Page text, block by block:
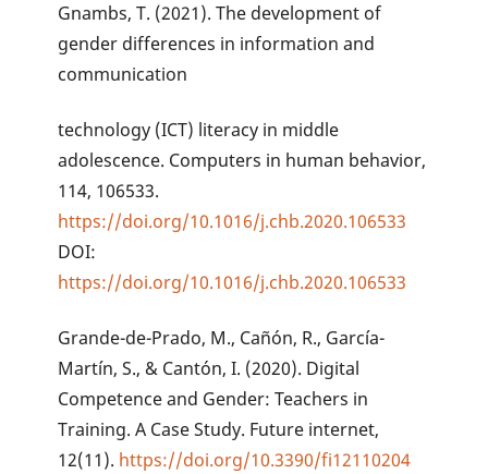
Gnambs, T. (2021). The development of
gender differences in information and
communication
technology (ICT) literacy in middle
adolescence. Computers in human behavior,
114, 106533.
https://doi.org/10.1016/j.chb.2020.106533
DOI:
https://doi.org/10.1016/j.chb.2020.106533
Grande-de-Prado, M., Cañón, R., García-
Martín, S., & Cantón, I. (2020). Digital
Competence and Gender: Teachers in
Training. A Case Study. Future internet,
12(11). https://doi.org/10.3390/fi12110204